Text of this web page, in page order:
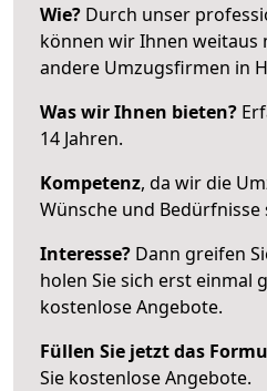
Wie? Durch unser
können wir Ihnen weitaus
andere Umzugsfirmen in
Was wir Ihnen bieten?
14 Jahren.
Kompetenz, da wir die
Wünsche und Bedürfnisse
Interesse? Dann greifen
holen Sie sich erst einmal
kostenlose Angebote.
Füllen Sie jetzt das
Sie kostenlose Angebote.